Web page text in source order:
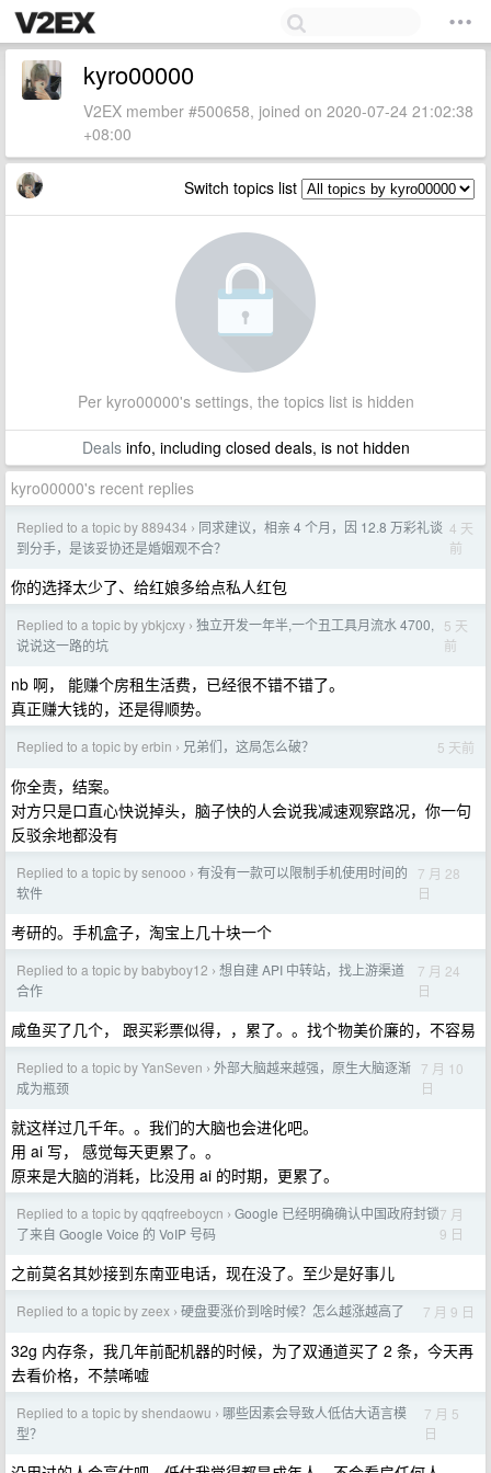
kyro00000
V2EX member #500658, joined on 2020-07-24 21:02:38
+08:00
Switch topics list
Per kyro00000's settings, the topics list is hidden
Dealsinfo, including closed deals, is not hidden
kyro00000's recent replies
Replied to a topic by 889434 › 同求建议，相亲 4 个月，因 12.8 万彩礼谈
到分手，是该妥协还是婚姻观不合？
4 天
前
你的选择太少了、给红娘多给点私人红包
Replied to a topic by ybkjcxy › 独立开发一年半,一个丑工具月流水 4700,
说说这一路的坑
5 天
前
nb 啊， 能赚个房租生活费，已经很不错不错了。
真正赚大钱的，还是得顺势。
Replied to a topic by erbin › 兄弟们，这局怎么破？ 5 天前
你全责，结案。
对方只是口直心快说掉头，脑子快的人会说我减速观察路况，你一句
反驳余地都没有
Replied to a topic by senooo › 有没有一款可以限制手机使用时间的
软件
7 月 28
日
考研的。手机盒子，淘宝上几十块一个
Replied to a topic by babyboy12 › 想自建 API 中转站，找上游渠道
合作
7 月 24
日
咸鱼买了几个， 跟买彩票似得，，累了。。找个物美价廉的，不容易
Replied to a topic by YanSeven › 外部大脑越来越强，原生大脑逐渐
成为瓶颈
7 月 10
日
就这样过几千年。。我们的大脑也会进化吧。
用 ai 写， 感觉每天更累了。。
原来是大脑的消耗，比没用 ai 的时期，更累了。
Replied to a topic by qqqfreeboycn › Google 已经明确确认中国政府封锁
了来自 Google Voice 的 VoIP 号码
7 月
9 日
之前莫名其妙接到东南亚电话，现在没了。至少是好事儿
Replied to a topic by zeex › 硬盘要涨价到啥时候？怎么越涨越高了 7 月 9 日
32g 内存条，我几年前配机器的时候，为了双通道买了 2 条，今天再
去看价格，不禁唏嘘
Replied to a topic by shendaowu › 哪些因素会导致人低估大语言模
型？
7 月 5
日